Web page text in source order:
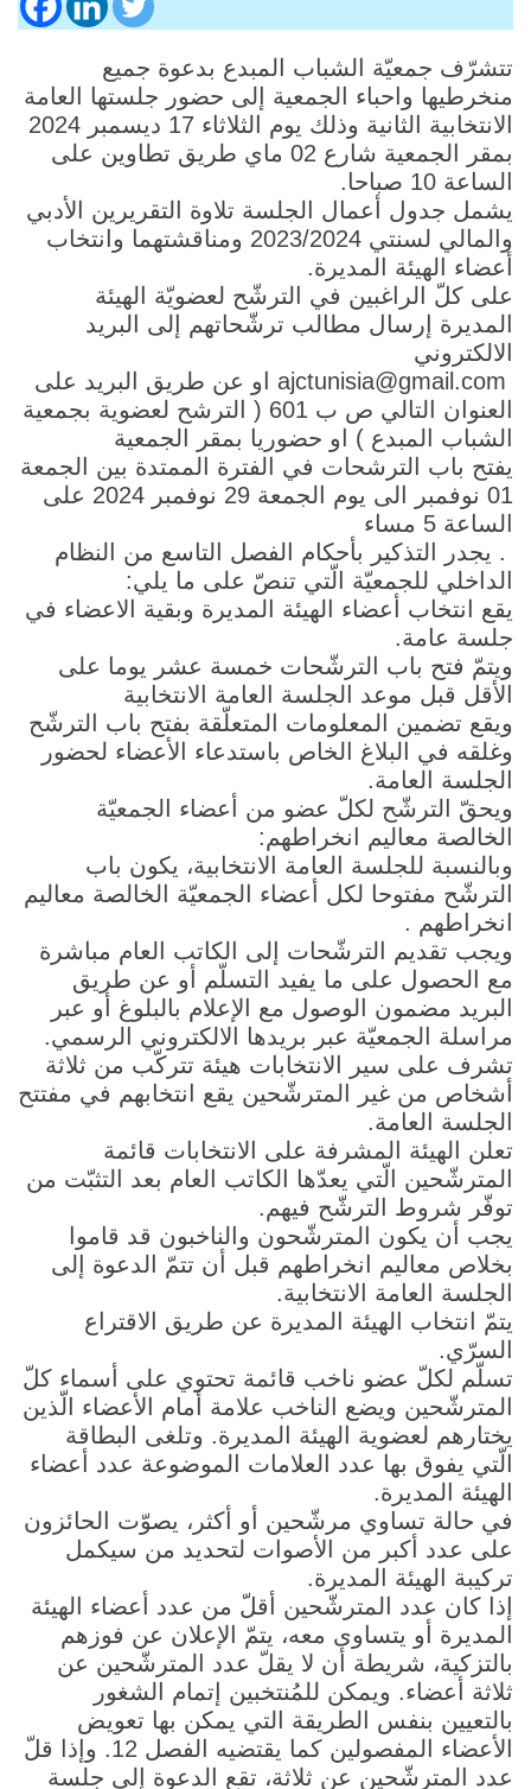
تتشرّف جمعيّة الشباب المبدع بدعوة جميع
منخرطيها واحباء الجمعية إلى حضور جلستها العامة
الانتخابية الثانية وذلك يوم الثلاثاء 17 ديسمبر 2024
بمقر الجمعية شارع 02 ماي طريق تطاوين على
الساعة 10 صباحا.
يشمل جدول أعمال الجلسة تلاوة التقريرين الأدبي
والمالي لسنتي 2023/2024 ومناقشتهما وانتخاب
أعضاء الهيئة المديرة.
على كلّ الراغبين في الترشّح لعضويّة الهيئة
المديرة إرسال مطالب ترشّحاتهم إلى البريد
الالكتروني
ajctunisia@gmail.com او عن طريق البريد على
العنوان التالي ص ب 601 ( الترشح لعضوية بجمعية
الشباب المبدع ) او حضوريا بمقر الجمعية
يفتح باب الترشحات في الفترة الممتدة بين الجمعة
01 نوفمبر الى يوم الجمعة 29 نوفمبر 2024 على
الساعة 5 مساء
. يجدر التذكير بأحكام الفصل التاسع من النظام
الداخلي للجمعيّة الّتي تنصّ على ما يلي:
يقع انتخاب أعضاء الهيئة المديرة وبقية الاعضاء في
جلسة عامة.
ويتمّ فتح باب الترشّحات خمسة عشر يوما على
الأقل قبل موعد الجلسة العامة الانتخابية
ويقع تضمين المعلومات المتعلّقة بفتح باب الترشّح
وغلقه في البلاغ الخاص باستدعاء الأعضاء لحضور
الجلسة العامة.
ويحقّ الترشّح لكلّ عضو من أعضاء الجمعيّة
الخالصة معاليم انخراطهم:
وبالنسبة للجلسة العامة الانتخابية، يكون باب
الترشّح مفتوحا لكل أعضاء الجمعيّة الخالصة معاليم
انخراطهم .
ويجب تقديم الترشّحات إلى الكاتب العام مباشرة
مع الحصول على ما يفيد التسلّم أو عن طريق
البريد مضمون الوصول مع الإعلام بالبلوغ أو عبر
مراسلة الجمعيّة عبر بريدها الالكتروني الرسمي.
تشرف على سير الانتخابات هيئة تتركّب من ثلاثة
أشخاص من غير المترشّحين يقع انتخابهم في مفتتح
الجلسة العامة.
تعلن الهيئة المشرفة على الانتخابات قائمة
المترشّحين الّتي يعدّها الكاتب العام بعد التثبّت من
توفّر شروط الترشّح فيهم.
يجب أن يكون المترشّحون والناخبون قد قاموا
بخلاص معاليم انخراطهم قبل أن تتمّ الدعوة إلى
الجلسة العامة الانتخابية.
يتمّ انتخاب الهيئة المديرة عن طريق الاقتراع
السرّي.
تسلّم لكلّ عضو ناخب قائمة تحتوي على أسماء كلّ
المترشّحين ويضع الناخب علامة أمام الأعضاء الّذين
يختارهم لعضوية الهيئة المديرة. وتلغى البطاقة
الّتي يفوق بها عدد العلامات الموضوعة عدد أعضاء
الهيئة المديرة.
في حالة تساوي مرشّحين أو أكثر، يصوّت الحائزون
على عدد أكبر من الأصوات لتحديد من سيكمل
تركيبة الهيئة المديرة.
إذا كان عدد المترشّحين أقلّ من عدد أعضاء الهيئة
المديرة أو يتساوى معه، يتمّ الإعلان عن فوزهم
بالتزكية، شريطة أن لا يقلّ عدد المترشّحين عن
ثلاثة أعضاء. ويمكن للمُنتخبين إتمام الشغور
بالتعيين بنفس الطريقة التي يمكن بها تعويض
الأعضاء المفصولين كما يقتضيه الفصل 12. وإذا قلّ
عدد المترشّحين عن ثلاثة، تقع الدعوة إلى جلسة